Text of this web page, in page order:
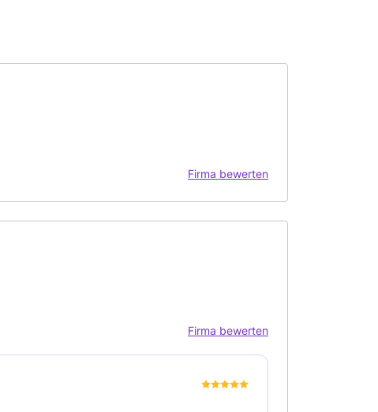
Firma bewerten
Firma bewerten